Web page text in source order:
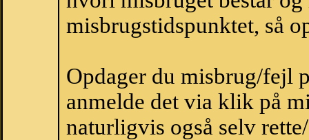
misbrugstidspunktet, så
Opdager du misbrug/fejl
anmelde det via klik på
naturligvis også selv